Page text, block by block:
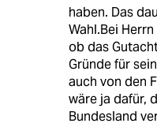
haben. Das
Wahl.Bei
ob das
Gründe für
auch von den
wäre ja dafür,
Bundesland